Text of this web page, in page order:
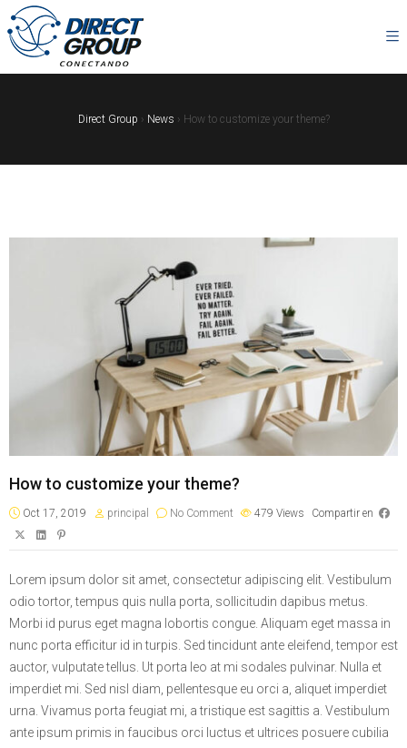
Direct Group › News › How to customize your theme?
How to customize your theme?
Oct 17, 2019 principal No Comment 479 Views Compartir en
Lorem ipsum dolor sit amet, consectetur adipiscing elit. Vestibulum
odio tortor, tempus quis nulla porta, sollicitudin dapibus metus.
Morbi id purus eget magna lobortis congue. Aliquam eget massa in
nunc porta efficitur id in turpis. Sed tincidunt ante eleifend, tempor est
auctor, vulputate tellus. Ut porta leo at mi sodales pulvinar. Nulla et
imperdiet mi. Sed nisl diam, pellentesque eu orci a, aliquet imperdiet
urna. Vivamus porta feugiat mi, a tristique est sagittis a. Vestibulum
ante ipsum primis in faucibus orci luctus et ultrices posuere cubilia